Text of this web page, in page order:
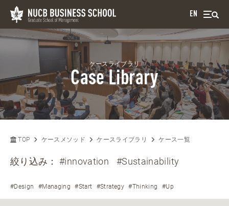
EN
ケースライブラリ
Case Library
TOP ケースメソッド ケースライブラリ ケース一覧
絞り込み：#innovation #Sustainability
#Design #Managing #Start #Strategy #Thinking #Up